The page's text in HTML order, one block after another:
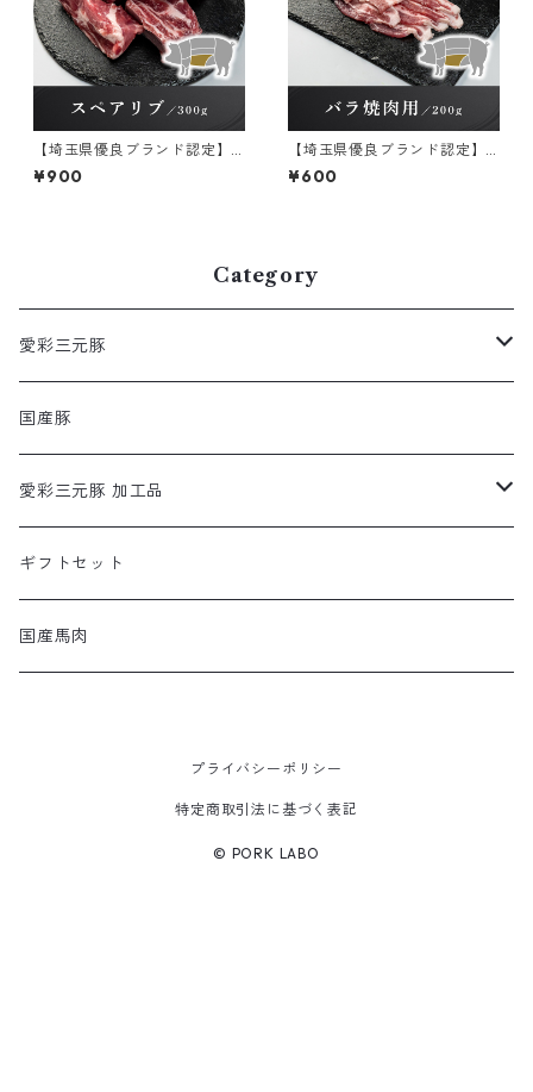
【埼玉県優良ブランド認定】
彩の国愛彩三元豚 スペアリ
ブ 冷凍 300g×1パック
¥900
【埼玉県優良ブランド認定】
彩の国愛彩三元豚 バラ焼肉
用 冷凍 200g×1パック
¥600
Category
愛彩三元豚
ロース
モモ
バラ
肩
国産豚
愛彩三元豚 加工品
あらびきシュウマイ
ギフトセット
国産馬肉
プライバシーポリシー
特定商取引法に基づく表記
© PORK LABO